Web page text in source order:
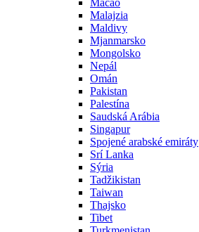
Macao
Malajzia
Maldivy
Mjanmarsko
Mongolsko
Nepál
Omán
Pakistan
Palestína
Saudská Arábia
Singapur
Spojené arabské emiráty
Srí Lanka
Sýria
Tadžikistan
Taiwan
Thajsko
Tibet